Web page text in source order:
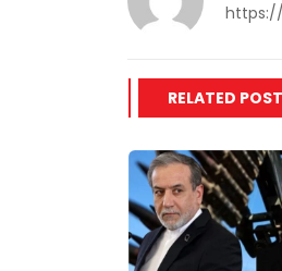
RELATED POST